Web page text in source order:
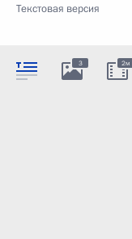
Текстовая версия
3 2м